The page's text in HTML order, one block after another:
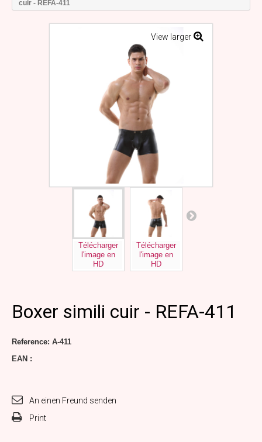
cuir - REFA-411
View larger
Télécharger
l'image en
HD
Télécharger
l'image en
HD
Boxer simili cuir - REFA-411
Reference: A-411
EAN :
An einen Freund senden
Print